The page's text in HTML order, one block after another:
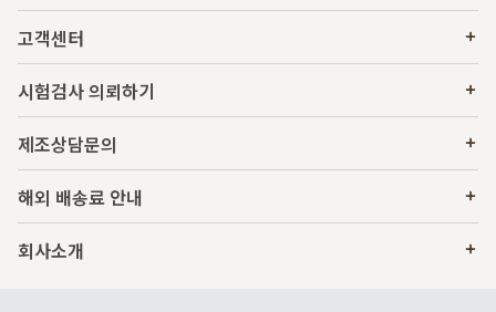
고객센터
시험검사 의뢰하기
제조상담문의
해외 배송료 안내
회사소개